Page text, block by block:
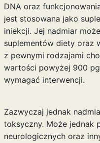
DNA oraz
jest stosowana jako
iniekcji. Jej nadmiar
suplementów diety oraz
z pewnymi rodzajami
wartości powyżej 900
wymagać interwencji.
Zazwyczaj jednak
toksyczny. Może jednak
neurologicznych oraz